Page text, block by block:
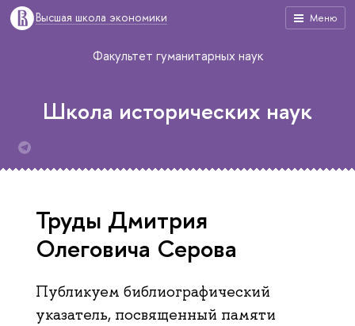
Меню
Высшая школа экономики
Факультет гуманитарных наук
Школа исторических наук
Труды Дмитрия
Олеговича Серова
Публикуем библиографический
указатель, посвященный памяти